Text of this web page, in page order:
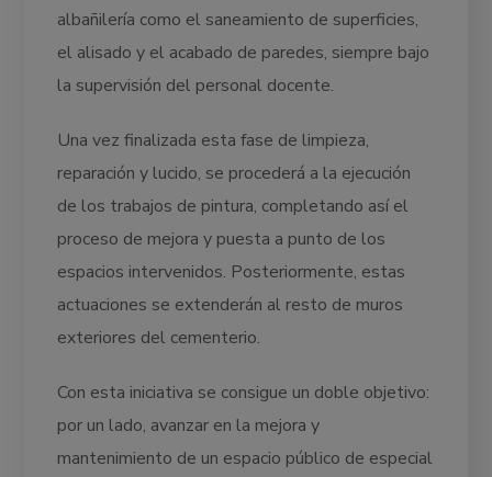
albañilería como el saneamiento de superficies,
el alisado y el acabado de paredes, siempre bajo
la supervisión del personal docente.
Una vez finalizada esta fase de limpieza,
reparación y lucido, se procederá a la ejecución
de los trabajos de pintura, completando así el
proceso de mejora y puesta a punto de los
espacios intervenidos. Posteriormente, estas
actuaciones se extenderán al resto de muros
exteriores del cementerio.
Con esta iniciativa se consigue un doble objetivo:
por un lado, avanzar en la mejora y
mantenimiento de un espacio público de especial